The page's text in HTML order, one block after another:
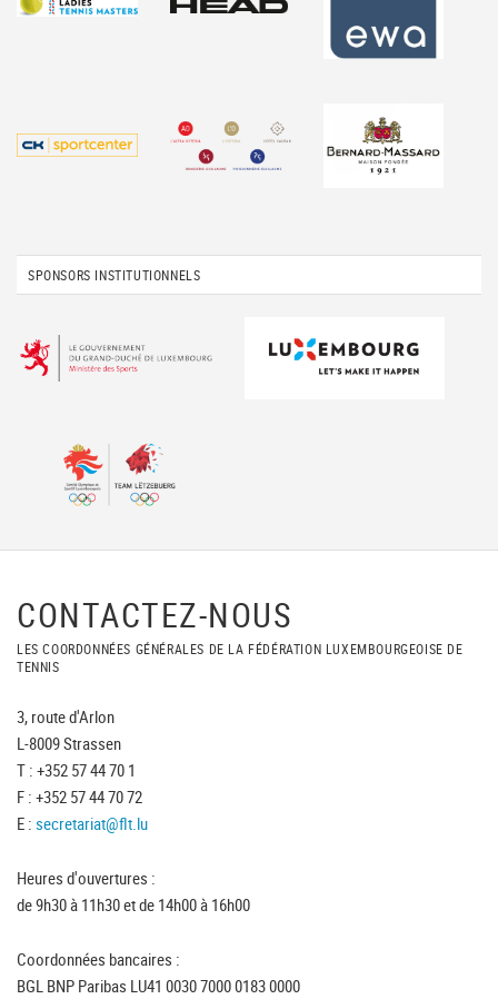
SPONSORS INSTITUTIONNELS
CONTACTEZ-NOUS
LES COORDONNÉES GÉNÉRALES DE LA FÉDÉRATION LUXEMBOURGEOISE DE
TENNIS
3, route d'Arlon
L-8009 Strassen
T : +352 57 44 70 1
F : +352 57 44 70 72
E : secretariat@flt.lu
Heures d'ouvertures :
de 9h30 à 11h30 et de 14h00 à 16h00
Coordonnées bancaires :
BGL BNP Paribas LU41 0030 7000 0183 0000